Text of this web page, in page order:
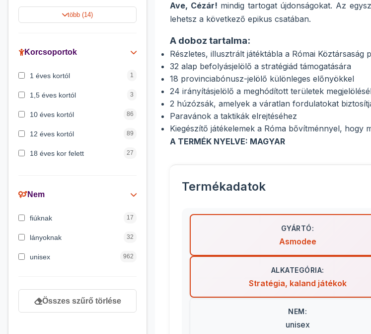
Jégvarázs 9
Peppa malac
több (14)
Korcsoportok
1 éves kortól 1
1,5 éves kortól 3
10 éves kortól 86
12 éves kortól 89
18 éves kor felett 27
3 éves kortól 200
7 éves kortól 53
Nem
fiúknak 17
lányoknak 32
unisex 962
Összes szűrő törlése
Ave, Cézár! mindig tartogat újdonságokat. Az
lehetsz a következő epikus csatában.
A doboz tartalma:
Részletes, illusztrált játéktábla a Római Köztársaság
32 alap befolyásjelölő a stratégiád támogatására
18 provinciabónusz-jelölő különleges előnyökkel
24 irányításjelölő a meghódított területek
2 húzózsák, amelyek a váratlan fordulatokat
Paravánok a taktikák elrejtéséhez
Kiegészítő játékelemek a Róma bővítménnyel, hogy
A TERMÉK NYELVE: MAGYAR
Termékadatok
GYÁRTÓ:
Asmodee
ALKATEGÓRIA:
Stratégia, kaland játékok
NEM:
unisex